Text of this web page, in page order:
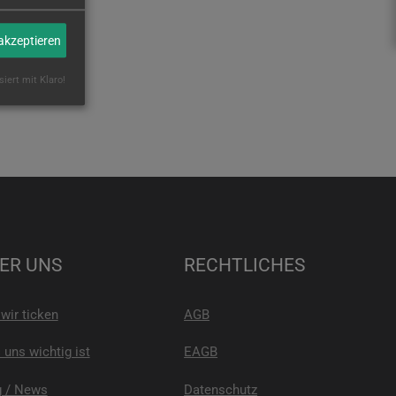
UNS
ticken
uns wichtig ist
/ News
RECHTLICHES
AGB
EAGB
Datenschutz
mit Klaro!